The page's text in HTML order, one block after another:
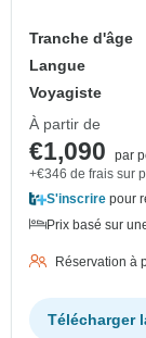
Tranche d'âge
Langue
Voyagiste
À partir de
€1,090
par
+€346 de frais sur
S'inscrire pour
Prix basé sur
Réservation à
Télécharger